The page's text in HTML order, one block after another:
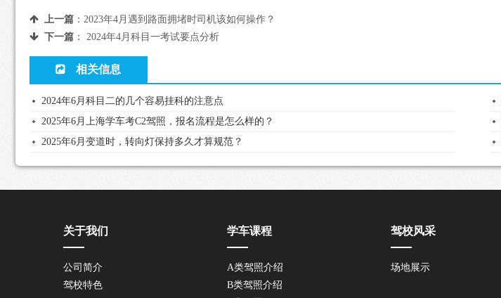
上一篇： 2023年4月遇到路面拥堵时司机该如何操作？
下一篇： 2024年4月科目一考试要点分析
相关信息
2024年6月科目二的几个容易挂科的注意点
2025年6月上海学车考C2驾照，报名流程是怎么样的？
2025年6月变道时，转向灯保持多久才算规范？
关于我们
公司简介
驾校特色
学车课程
A类驾照介绍
B类驾照介绍
驾校风采
场地展示